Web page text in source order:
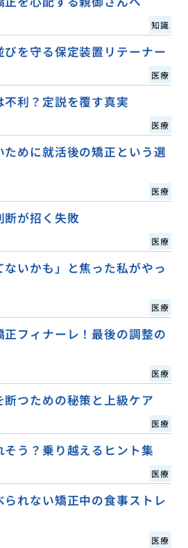
知識
を守る保定装置リテーナー
医療
利？定説を覆す真実
医療
ために就活後の矯正という選
医療
断が招く失敗
医療
いかも」と焦った私がやっ
医療
正フィナーレ！最後の調整の
医療
つための秘策と上級ケア
医療
う？乗り越えるヒント集
医療
れない矯正中の食事ストレ
医療